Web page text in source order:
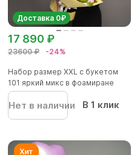
Доставка 0₽
23600 ₽ -24%
17 890 ₽
Набор размер XXL с букетом
101 яркий микс в фоамиране
Нет в наличии В 1 клик